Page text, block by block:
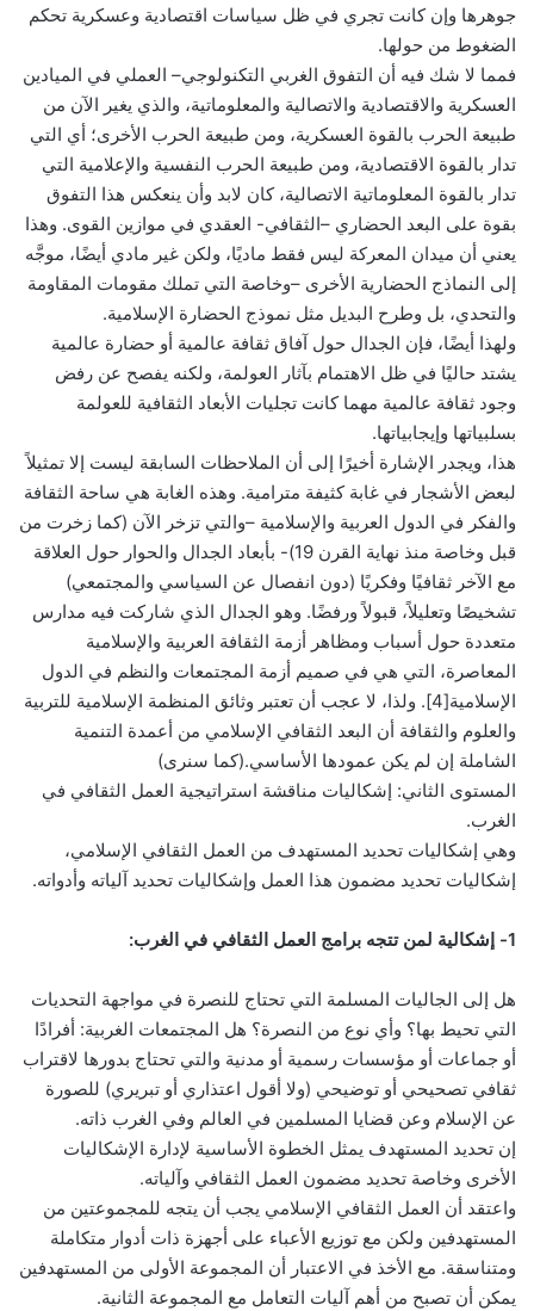
جوهرها وإن كانت تجري في ظل سياسات اقتصادية وعسكرية تحكم
الضغوط من حولها.
فمما لا شك فيه أن التفوق الغربي التكنولوجي– العملي في الميادين
العسكرية والاقتصادية والاتصالية والمعلوماتية، والذي يغير الآن من
طبيعة الحرب بالقوة العسكرية، ومن طبيعة الحرب الأخرى؛ أي التي
تدار بالقوة الاقتصادية، ومن طبيعة الحرب النفسية والإعلامية التي
تدار بالقوة المعلوماتية الاتصالية، كان لابد وأن ينعكس هذا التفوق
بقوة على البعد الحضاري –الثقافي- العقدي في موازين القوى. وهذا
يعني أن ميدان المعركة ليس فقط ماديًا، ولكن غير مادي أيضًا، موجَّه
إلى النماذج الحضارية الأخرى –وخاصة التي تملك مقومات المقاومة
والتحدي، بل وطرح البديل مثل نموذج الحضارة الإسلامية.
ولهذا أيضًا، فإن الجدال حول آفاق ثقافة عالمية أو حضارة عالمية
يشتد حاليًا في ظل الاهتمام بآثار العولمة، ولكنه يفصح عن رفض
وجود ثقافة عالمية مهما كانت تجليات الأبعاد الثقافية للعولمة
بسلبياتها وإيجابياتها.
هذا، ويجدر الإشارة أخيرًا إلى أن الملاحظات السابقة ليست إلا تمثيلاً
لبعض الأشجار في غابة كثيفة مترامية. وهذه الغابة هي ساحة الثقافة
والفكر في الدول العربية والإسلامية –والتي تزخر الآن (كما زخرت من
قبل وخاصة منذ نهاية القرن 19)- بأبعاد الجدال والحوار حول العلاقة
مع الآخر ثقافيًا وفكريًا (دون انفصال عن السياسي والمجتمعي)
تشخيصًا وتعليلاً، قبولاً ورفضًا. وهو الجدال الذي شاركت فيه مدارس
متعددة حول أسباب ومظاهر أزمة الثقافة العربية والإسلامية
المعاصرة، التي هي في صميم أزمة المجتمعات والنظم في الدول
الإسلامية[4]. ولذا، لا عجب أن تعتبر وثائق المنظمة الإسلامية للتربية
والعلوم والثقافة أن البعد الثقافي الإسلامي من أعمدة التنمية
الشاملة إن لم يكن عمودها الأساسي.(كما سنرى)
المستوى الثاني: إشكاليات مناقشة استراتيجية العمل الثقافي في
الغرب.
وهي إشكاليات تحديد المستهدف من العمل الثقافي الإسلامي،
إشكاليات تحديد مضمون هذا العمل وإشكاليات تحديد آلياته وأدواته.
1- إشكالية لمن تتجه برامج العمل الثقافي في الغرب:
هل إلى الجاليات المسلمة التي تحتاج للنصرة في مواجهة التحديات
التي تحيط بها؟ وأي نوع من النصرة؟ هل المجتمعات الغربية: أفرادًا
أو جماعات أو مؤسسات رسمية أو مدنية والتي تحتاج بدورها لاقتراب
ثقافي تصحيحي أو توضيحي (ولا أقول اعتذاري أو تبريري) للصورة
عن الإسلام وعن قضايا المسلمين في العالم وفي الغرب ذاته.
إن تحديد المستهدف يمثل الخطوة الأساسية لإدارة الإشكاليات
الأخرى وخاصة تحديد مضمون العمل الثقافي وآلياته.
واعتقد أن العمل الثقافي الإسلامي يجب أن يتجه للمجموعتين من
المستهدفين ولكن مع توزيع الأعباء على أجهزة ذات أدوار متكاملة
ومتناسقة. مع الأخذ في الاعتبار أن المجموعة الأولى من المستهدفين
يمكن أن تصبح من أهم آليات التعامل مع المجموعة الثانية.